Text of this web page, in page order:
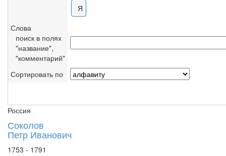
Слова
поиск в полях
"название",
"комментарий"
Сортировать по
Россия
Соколов
Петр Иванович
1753 - 1791